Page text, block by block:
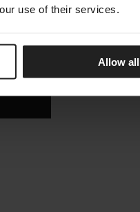
use of their services.
Allow all